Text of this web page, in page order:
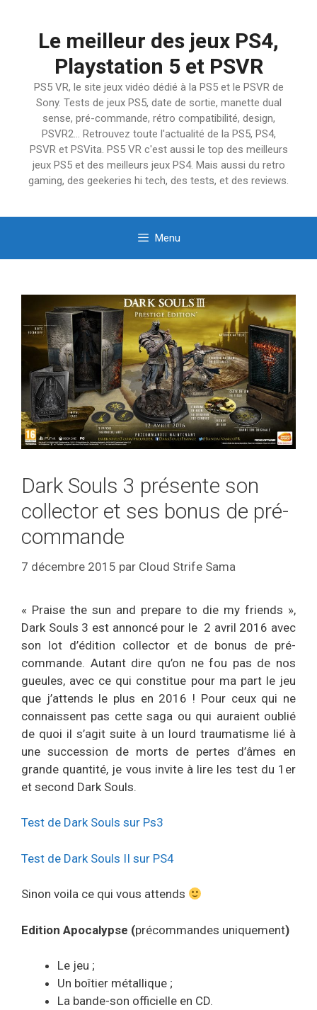
Le meilleur des jeux PS4,
Playstation 5 et PSVR
PS5 VR, le site jeux vidéo dédié à la PS5 et le PSVR de
Sony. Tests de jeux PS5, date de sortie, manette dual
sense, pré-commande, rétro compatibilité, design,
PSVR2… Retrouvez toute l'actualité de la PS5, PS4,
PSVR et PSVita. PS5 VR c'est aussi le top des meilleurs
jeux PS5 et des meilleurs jeux PS4. Mais aussi du retro
gaming, des geekeries hi tech, des tests, et des reviews.
Menu
Dark Souls 3 présente son
collector et ses bonus de pré-
commande
7 décembre 2015 par Cloud Strife Sama
« Praise the sun and prepare to die my friends »,
Dark Souls 3 est annoncé pour le 2 avril 2016 avec
son lot d’édition collector et de bonus de pré-
commande. Autant dire qu’on ne fou pas de nos
gueules, avec ce qui constitue pour ma part le jeu
que j’attends le plus en 2016 ! Pour ceux qui ne
connaissent pas cette saga ou qui auraient oublié
de quoi il s’agit suite à un lourd traumatisme lié à
une succession de morts de pertes d’âmes en
grande quantité, je vous invite à lire les test du 1er
et second Dark Souls.
Test de Dark Souls sur Ps3
Test de Dark Souls II sur PS4
Sinon voila ce qui vous attends
Edition Apocalypse (précommandes uniquement)
Le jeu ;
Un boîtier métallique ;
La bande-son officielle en CD.